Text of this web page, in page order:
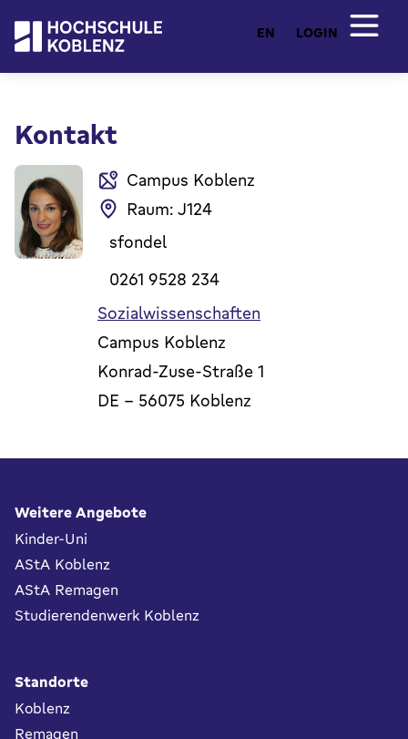
EN LOGIN
Kontakt
Campus Koblenz
Raum: J124
sfondel
0261 9528 234
Sozialwissenschaften
Campus Koblenz
Konrad-Zuse-Straße 1
DE - 56075 Koblenz
Fußbereich
Weitere Angebote
Kinder-Uni
AStA Koblenz
AStA Remagen
Studierendenwerk Koblenz
Standorte
Koblenz
Remagen